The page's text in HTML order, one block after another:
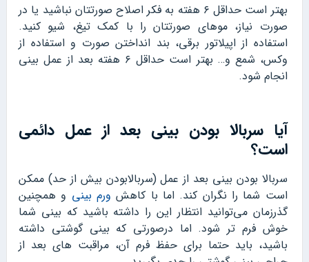
بهتر است حداقل ۶ هفته به فکر اصلاح صورتتان نباشید یا در
صورت نیاز، موهای صورتتان را با کمک تیغ، شیو کنید.
استفاده از اپیلاتور برقی، بند انداختن صورت و استفاده از
وکس، شمع و… بهتر است حداقل ۶ هفته بعد از عمل بینی
انجام شود.
آیا سربالا بودن بینی بعد از عمل دائمی
است؟
سربالا بودن بینی بعد از عمل (سربالابودن بیش از حد) ممکن
است شما را نگران کند. اما با کاهشورم بینی و همچنین
گذرزمان می‌توانید انتظار این را داشته باشید که بینی شما
خوش فرم تر شود. اما درصورتی که بینی گوشتی داشته
باشید، باید حتما برای حفظ فرم آن، مراقبت های بعد از